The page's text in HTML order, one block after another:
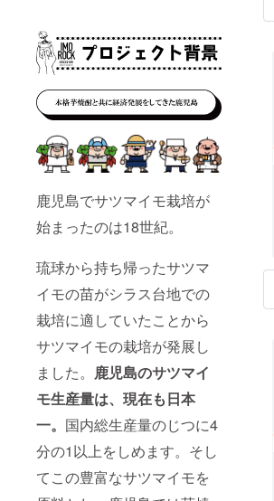
鹿児島でサツマイモ栽培が
始まったのは18世紀。
琉球から持ち帰ったサツマ
イモの苗がシラス台地での
栽培に適していたことから
サツマイモの栽培が発展し
ました。 鹿児島のサツマイ
モ生産量は、現在も日本
一。 国内総生産量のじつに4
分の1以上をしめます。そし
てこの豊富なサツマイモを